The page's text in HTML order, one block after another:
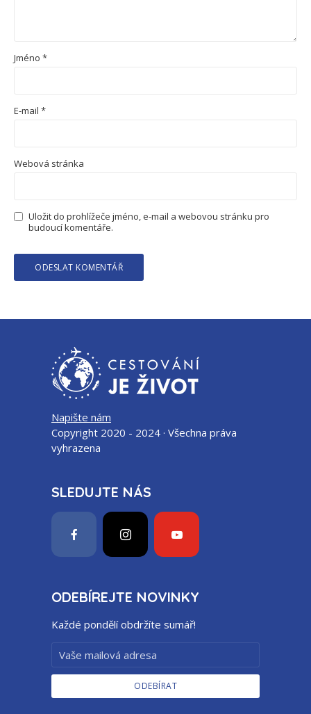
Jméno *
E-mail *
Webová stránka
Uložit do prohlížeče jméno, e-mail a webovou stránku pro
budoucí komentáře.
Napište nám
Copyright 2020 - 2024 · Všechna práva
vyhrazena
SLEDUJTE NÁS
ODEBÍREJTE NOVINKY
Každé pondělí obdržíte sumář!